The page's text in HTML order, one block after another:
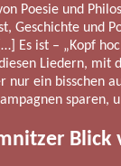
Poesie und
Geschichte und
Es ist – „Kopf
Liedern, mit
nur ein bisschen
sparen,
Blick